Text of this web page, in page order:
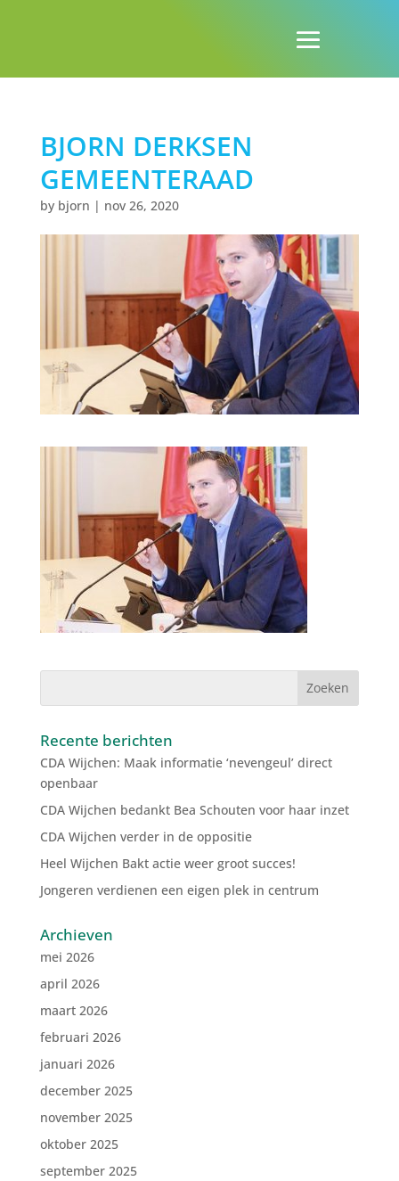
BJORN DERKSEN
GEMEENTERAAD
by bjorn | nov 26, 2020
Recente berichten
CDA Wijchen: Maak informatie ‘nevengeul’ direct
openbaar
CDA Wijchen bedankt Bea Schouten voor haar inzet
CDA Wijchen verder in de oppositie
Heel Wijchen Bakt actie weer groot succes!
Jongeren verdienen een eigen plek in centrum
Archieven
mei 2026
april 2026
maart 2026
februari 2026
januari 2026
december 2025
november 2025
oktober 2025
september 2025